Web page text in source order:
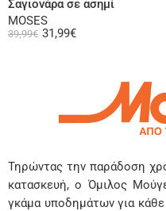
Σαγιονάρα σε ασημί
MOSES
39,99€ 31,99€
Τηρώντας την παράδοση
κατασκευή, ο Όμιλος
γκάμα υποδημάτων για